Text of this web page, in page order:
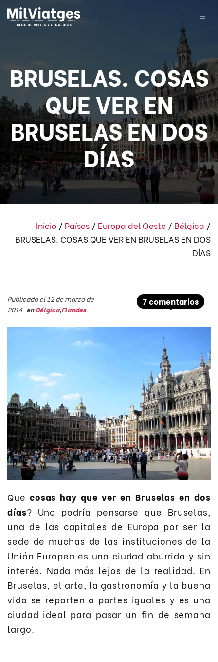
BRUSELAS. COSAS
QUE VER EN
BRUSELAS EN DOS
DÍAS
Inicio / Países / Europa del Oeste / Bélgica /
BRUSELAS. COSAS QUE VER EN BRUSELAS EN DOS
DÍAS
7 comentarios
Publicado el 12 de marzo de
2014 enBélgica,Flandes
Que cosas hay que ver en Bruselas en dos
días? Uno podría pensarse que Bruselas,
una de las capitales de Europa por ser la
sede de muchas de las instituciones de la
Unión Europea es una ciudad aburrida y sin
interés. Nada más lejos de la realidad. En
Bruselas, el arte, la gastronomía y la buena
vida se reparten a partes iguales y es una
ciudad ideal para pasar un fin de semana
largo.